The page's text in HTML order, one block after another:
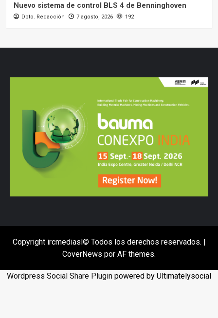
Nuevo sistema de control BLS 4 de Benninghoven
Dpto. Redacción 7 agosto, 2026 192
Copyright ircmediasl© Todos los derechos reservados. |
CoverNews por AF themes.
Wordpress Social Share Plugin powered by Ultimatelysocial